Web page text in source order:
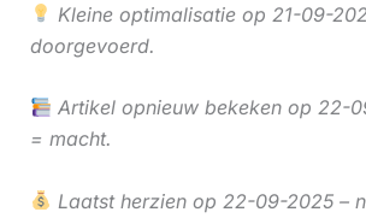
Kleine optimalisatie op 21-09-
doorgevoerd.
Artikel opnieuw bekeken op 22-
= macht.
Laatst herzien op 22-09-2025 –